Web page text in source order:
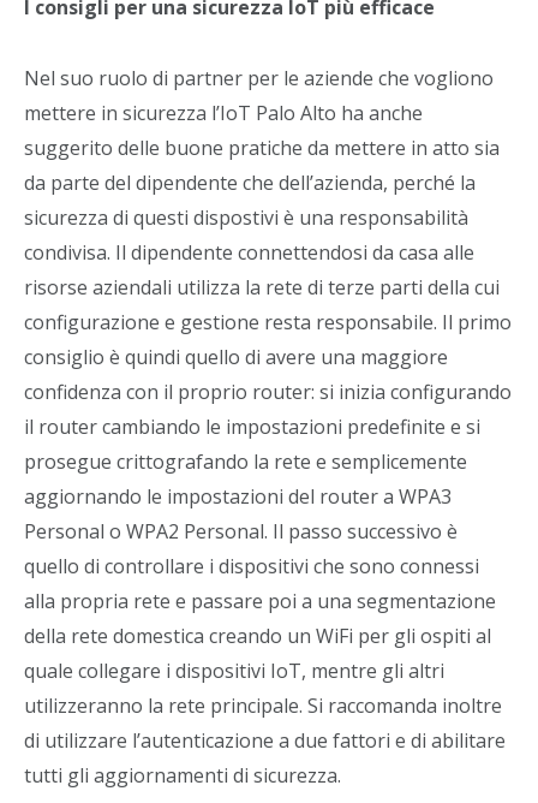
I consigli per una sicurezza IoT più efficace
Nel suo ruolo di partner per le aziende che vogliono
mettere in sicurezza l’IoT Palo Alto ha anche
suggerito delle buone pratiche da mettere in atto sia
da parte del dipendente che dell’azienda, perché la
sicurezza di questi dispostivi è una responsabilità
condivisa. Il dipendente connettendosi da casa alle
risorse aziendali utilizza la rete di terze parti della cui
configurazione e gestione resta responsabile. Il primo
consiglio è quindi quello di avere una maggiore
confidenza con il proprio router: si inizia configurando
il router cambiando le impostazioni predefinite e si
prosegue crittografando la rete e semplicemente
aggiornando le impostazioni del router a WPA3
Personal o WPA2 Personal. Il passo successivo è
quello di controllare i dispositivi che sono connessi
alla propria rete e passare poi a una segmentazione
della rete domestica creando un WiFi per gli ospiti al
quale collegare i dispositivi IoT, mentre gli altri
utilizzeranno la rete principale. Si raccomanda inoltre
di utilizzare l’autenticazione a due fattori e di abilitare
tutti gli aggiornamenti di sicurezza.